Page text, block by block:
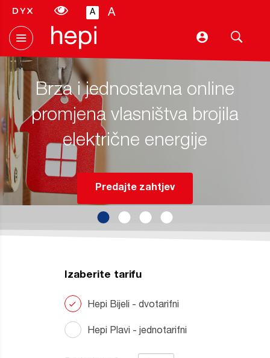
A A
Hepi
Brza i jednostavna online
promjena vlasništva brojila
električne energije
Predajte zahtjev
Izaberite tarifu
Hepi Bijeli - dvotarifni
Hepi Plavi - jednotarifni